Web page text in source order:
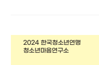
청소년 프로그램